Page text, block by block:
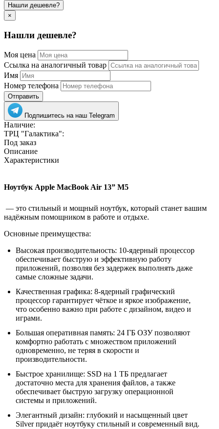
Нашли дешевле?
×
Нашли дешевле?
Моя цена
Ссылка на аналогичный товар
Имя
Номер телефона
Отправить
Подпишитесь на наш Telegram
Наличие:
ТРЦ "Галактика":
Под заказ
Описание
Характеристики
Ноутбук Apple MacBook Air 13” M5
— это стильный и мощный ноутбук, который станет вашим
надёжным помощником в работе и отдыхе.
Основные преимущества:
Высокая производительность: 10-ядерный процессор
обеспечивает быструю и эффективную работу
приложений, позволяя без задержек выполнять даже
самые сложные задачи.
Качественная графика: 8-ядерный графический
процессор гарантирует чёткое и яркое изображение,
что особенно важно при работе с дизайном, видео и
играми.
Большая оперативная память: 24 ГБ ОЗУ позволяют
комфортно работать с множеством приложений
одновременно, не теряя в скорости и
производительности.
Быстрое хранилище: SSD на 1 ТБ предлагает
достаточно места для хранения файлов, а также
обеспечивает быструю загрузку операционной
системы и приложений.
Элегантный дизайн: глубокий и насыщенный цвет
Silver придаёт ноутбуку стильный и современный вид.